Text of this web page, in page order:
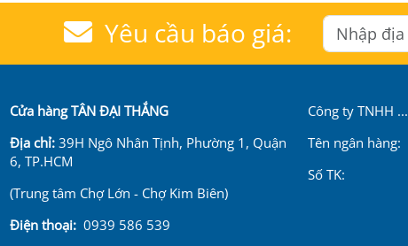
Yêu cầu báo giá:
Cửa hàng TÂN ĐẠI THẮNG
Địa chỉ:39H Ngô Nhân Tịnh, Phường 1, Quận
6, TP.HCM
(Trung tâm Chợ Lớn - Chợ Kim Biên)
Điện thoại: 0939 586 539
Công ty TNHH ...
Tên ngân hàng:
Số TK: